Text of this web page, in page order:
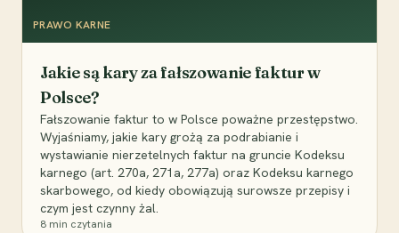
PRAWO KARNE
Jakie są kary za fałszowanie faktur w
Polsce?
Fałszowanie faktur to w Polsce poważne przestępstwo.
Wyjaśniamy, jakie kary grożą za podrabianie i
wystawianie nierzetelnych faktur na gruncie Kodeksu
karnego (art. 270a, 271a, 277a) oraz Kodeksu karnego
skarbowego, od kiedy obowiązują surowsze przepisy i
czym jest czynny żal.
8 min czytania